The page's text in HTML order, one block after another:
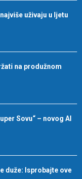
uživaju u ljetu
na produžnom
Sovu“ – novog AI
duže: Isprobajte ove